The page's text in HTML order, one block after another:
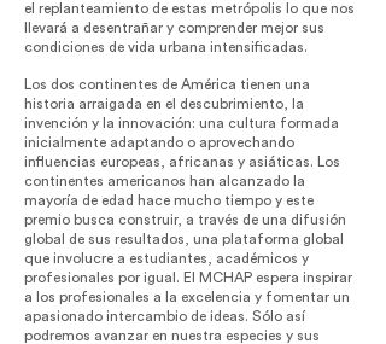
el replanteamiento de estas metrópolis lo que nos
llevará a desentrañar y comprender mejor sus
condiciones de vida urbana intensificadas.
Los dos continentes de América tienen una
historia arraigada en el descubrimiento, la
invención y la innovación: una cultura formada
inicialmente adaptando o aprovechando
influencias europeas, africanas y asiáticas. Los
continentes americanos han alcanzado la
mayoría de edad hace mucho tiempo y este
premio busca construir, a través de una difusión
global de sus resultados, una plataforma global
que involucre a estudiantes, académicos y
profesionales por igual. El MCHAP espera inspirar
a los profesionales a la excelencia y fomentar un
apasionado intercambio de ideas. Sólo así
podremos avanzar en nuestra especies y sus